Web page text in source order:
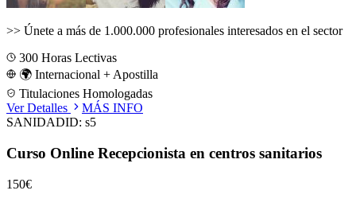
>> Únete a más de 1.000.000 profesionales interesados en el sector
300 Horas Lectivas
🌍 Internacional + Apostilla
Titulaciones Homologadas
Ver Detalles
MÁS INFO
SANIDADID: s5
Curso Online Recepcionista en centros sanitarios
150€